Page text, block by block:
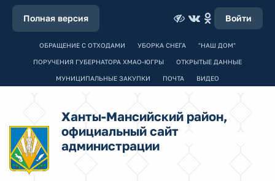
Полная версия Войти
ОБРАЩЕНИЕ С ОТХОДАМИ УБОРКА СНЕГА "НАШ ДОМ"
ПОРУЧЕНИЯ ГУБЕРНАТОРА ХМАО-ЮГРЫ ОТКРЫТЫЕ ДАННЫЕ
МУНИЦИПАЛЬНЫЕ ЗАКУПКИ ПОЧТА ВИДЕО
Ханты-Мансийский район,
официальный сайт
администрации